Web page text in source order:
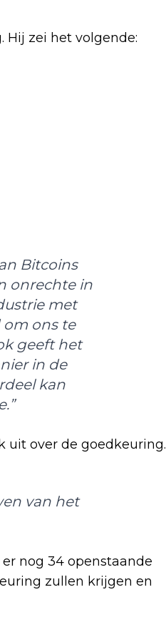
Hij zei het volgende:
Bitcoins
onrechte in
met
om ons te
geeft het
in de
kan
uit over de goedkeuring.
van het
nog 34 openstaande
zullen krijgen en